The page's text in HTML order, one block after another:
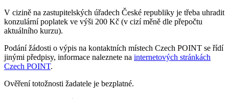
V cizině na zastupitelských úřadech České republiky je třeba uhradit
konzulární poplatek ve výši 200 Kč (v cizí měně dle přepočtu
aktuálního kurzu).
Podání žádosti o výpis na kontaktních místech Czech POINT se řídí
jinými předpisy, informace naleznete na internetových stránkách
Czech POINT.
Ověření totožnosti žadatele je bezplatné.